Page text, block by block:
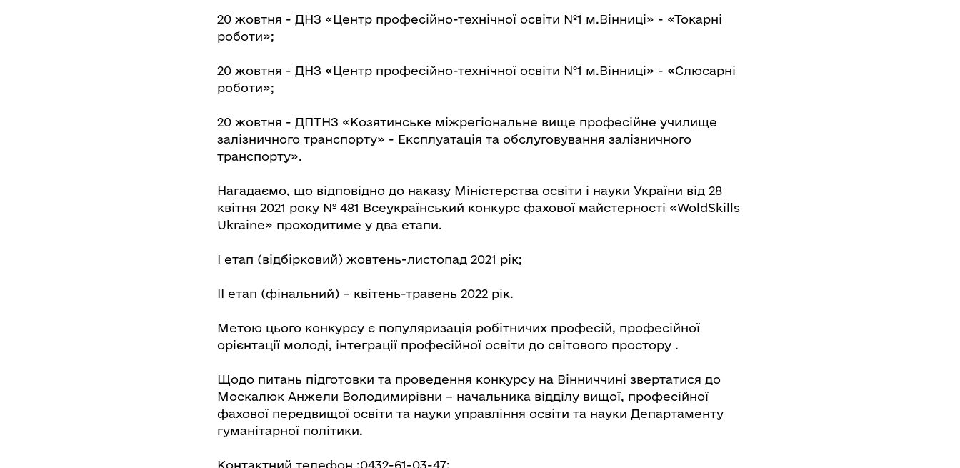
20 жовтня - ДНЗ «Центр професійно-технічної освіти №1 м.Вінниці» - «Токарні
роботи»;
20 жовтня - ДНЗ «Центр професійно-технічної освіти №1 м.Вінниці» - «Слюсарні
роботи»;
20 жовтня - ДПТНЗ «Козятинське міжрегіональне вище професійне училище
залізничного транспорту» - Експлуатація та обслуговування залізничного
транспорту».
Нагадаємо, що відповідно до наказу Міністерства освіти і науки України від 28
квітня 2021 року № 481 Всеукраїнський конкурс фахової майстерності «WoldSkills
Ukraine» проходитиме у два етапи.
І етап (відбірковий) жовтень-листопад 2021 рік;
ІІ етап (фінальний) – квітень-травень 2022 рік.
Метою цього конкурсу є популяризація робітничих професій, професійної
орієнтації молоді, інтеграції професійної освіти до світового простору .
Щодо питань підготовки та проведення конкурсу на Вінниччині звертатися до
Москалюк Анжели Володимирівни – начальника відділу вищої, професійної
фахової передвищої освіти та науки управління освіти та науки Департаменту
гуманітарної політики.
Контактний телефон :0432-61-03-47;